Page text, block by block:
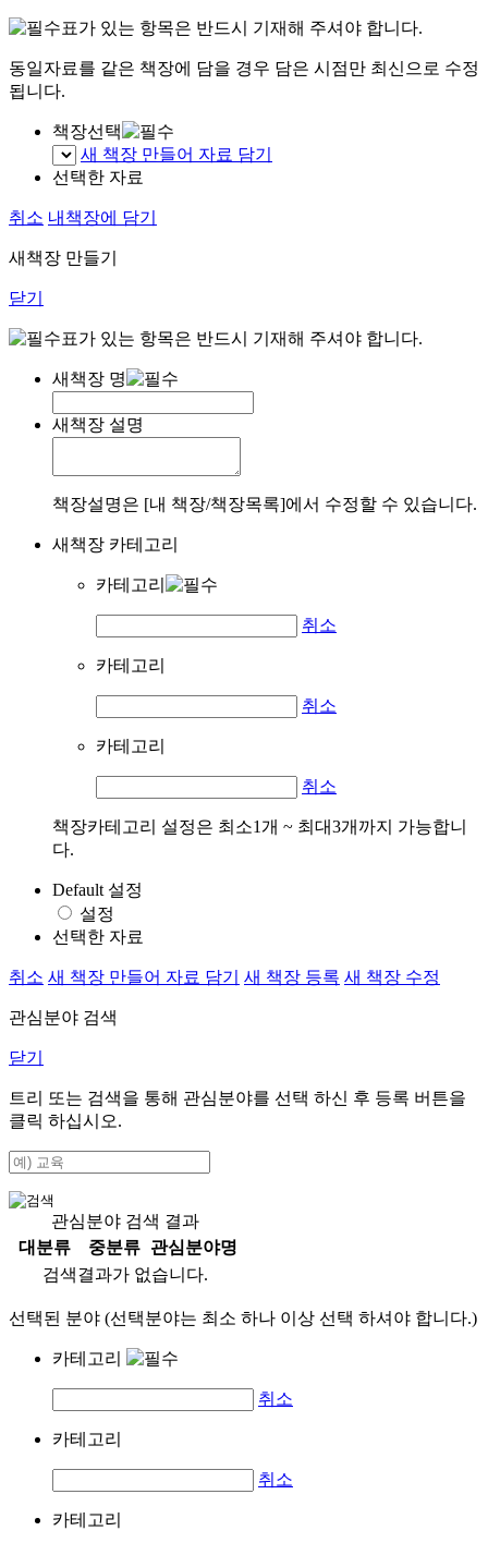
표가 있는 항목은 반드시 기재해 주셔야 합니다.
동일자료를 같은 책장에 담을 경우 담은 시점만 최신으로 수정
됩니다.
책장선택
새 책장 만들어 자료 담기
선택한 자료
취소 내책장에 담기
새책장 만들기
닫기
표가 있는 항목은 반드시 기재해 주셔야 합니다.
새책장 명
새책장 설명
책장설명은 [내 책장/책장목록]에서 수정할 수 있습니다.
새책장 카테고리
카테고리
취소
카테고리
취소
카테고리
취소
책장카테고리 설정은 최소1개 ~ 최대3개까지 가능합니
다.
Default 설정
설정
선택한 자료
취소 새 책장 만들어 자료 담기 새 책장 등록 새 책장 수정
관심분야 검색
닫기
트리 또는 검색을 통해 관심분야를 선택 하신 후 등록 버튼을
클릭 하십시오.
관심분야 검색 결과
대분류
중분류
관심분야명
검색결과가 없습니다.
선택된 분야 (선택분야는 최소 하나 이상 선택 하셔야 합니다.)
카테고리
취소
카테고리
취소
카테고리